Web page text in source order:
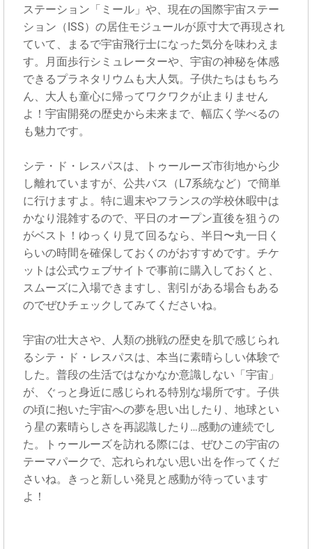
ステーション「ミール」や、現在の国際宇宙ステー
ション（ISS）の居住モジュールが原寸大で再現され
ていて、まるで宇宙飛行士になった気分を味わえま
す。月面歩行シミュレーターや、宇宙の神秘を体感
できるプラネタリウムも大人気。子供たちはもちろ
ん、大人も童心に帰ってワクワクが止まりません
よ！宇宙開発の歴史から未来まで、幅広く学べるの
も魅力です。
シテ・ド・レスパスは、トゥールーズ市街地から少
し離れていますが、公共バス（L7系統など）で簡単
に行けますよ。特に週末やフランスの学校休暇中は
かなり混雑するので、平日のオープン直後を狙うの
がベスト！ゆっくり見て回るなら、半日〜丸一日く
らいの時間を確保しておくのがおすすめです。チケ
ットは公式ウェブサイトで事前に購入しておくと、
スムーズに入場できますし、割引がある場合もある
のでぜひチェックしてみてくださいね。
宇宙の壮大さや、人類の挑戦の歴史を肌で感じられ
るシテ・ド・レスパスは、本当に素晴らしい体験で
した。普段の生活ではなかなか意識しない「宇宙」
が、ぐっと身近に感じられる特別な場所です。子供
の頃に抱いた宇宙への夢を思い出したり、地球とい
う星の素晴らしさを再認識したり…感動の連続でし
た。トゥールーズを訪れる際には、ぜひこの宇宙の
テーマパークで、忘れられない思い出を作ってくだ
さいね。きっと新しい発見と感動が待っています
よ！